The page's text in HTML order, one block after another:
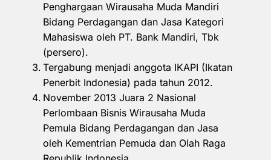
Penghargaan Wirausaha Muda Mandiri
Bidang Perdagangan dan Jasa Kategori
Mahasiswa oleh PT. Bank Mandiri, Tbk
(persero).
Tergabung menjadi anggota IKAPI (Ikatan
Penerbit Indonesia) pada tahun 2012.
November 2013 Juara 2 Nasional
Perlombaan Bisnis Wirausaha Muda
Pemula Bidang Perdagangan dan Jasa
oleh Kementrian Pemuda dan Olah Raga